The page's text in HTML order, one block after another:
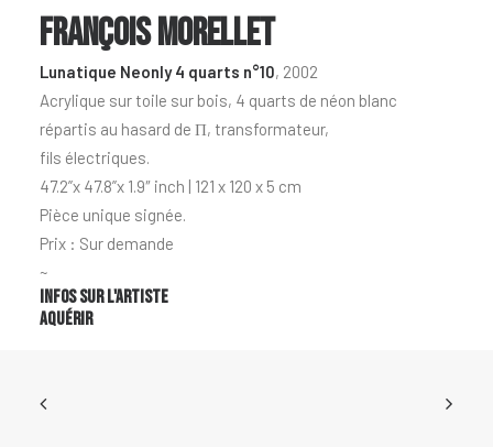
FRANÇOIS MORELLET
Lunatique Neonly 4 quarts n°10, 2002
Acrylique sur toile sur bois, 4 quarts de néon blanc
répartis au hasard de Π, transformateur,
fils électriques.
47.2”x 47.8”x 1.9″ inch | 121 x 120 x 5 cm
Pièce unique signée.
Prix : Sur demande
~
Infos sur l'artiste
Aquérir